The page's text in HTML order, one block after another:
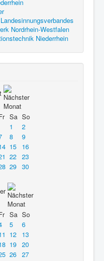
Nordrhein-Westfalen
Niederrhein
Sa So
1
2
8
9
15
16
22
23
29
30
Sa So
5
6
12
13
19
20
26
27